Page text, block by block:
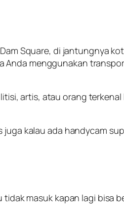
Square, di jantungnya
Anda menggunakan
artis, atau orang
kalau ada handycam
masuk kapan lagi bisa